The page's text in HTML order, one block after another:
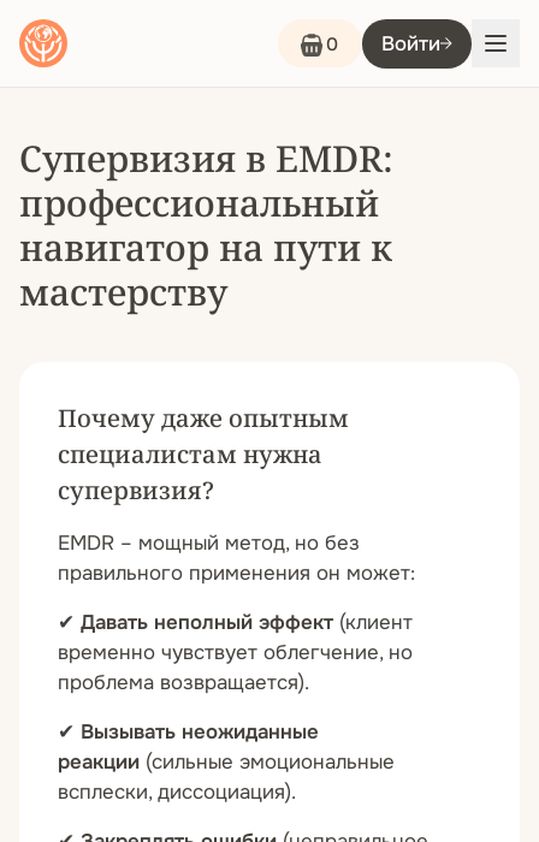
0 Войти
Супервизия в EMDR:
профессиональный
навигатор на пути к
мастерству
Почему даже опытным
специалистам нужна
супервизия?
EMDR – мощный метод, но без
правильного применения он может:
✔ Давать неполный эффект (клиент
временно чувствует облегчение, но
проблема возвращается).
✔ Вызывать неожиданные
реакции (сильные эмоциональные
всплески, диссоциация).